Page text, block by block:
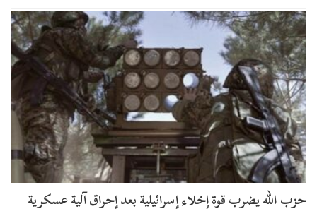
حزب الله يضرب قوة إخلاء إسرائيلية بعد إحراق آلية عسكرية